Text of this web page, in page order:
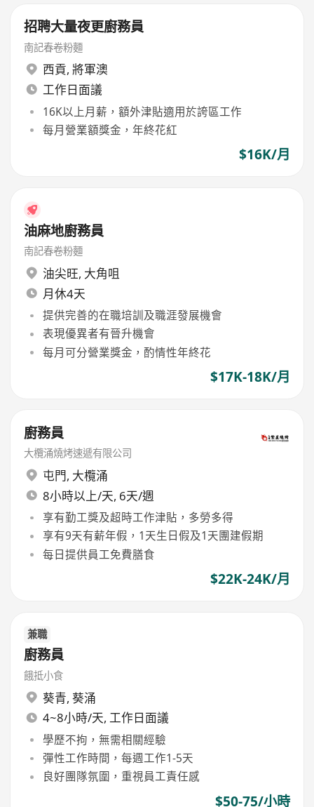
招聘大量夜更廚務員
南記春卷粉麵
西貢, 將軍澳
工作日面議
16K以上月薪，額外津貼適用於誇區工作
每月營業額獎金，年終花紅
$16K/月
油麻地廚務員
南記春卷粉麵
油尖旺, 大角咀
月休4天
提供完善的在職培訓及職涯發展機會
表現優異者有晉升機會
每月可分營業獎金，酌情性年終花
$17K-18K/月
廚務員
大欖涌燒烤速遞有限公司
屯門, 大欖涌
8小時以上/天, 6天/週
享有勤工獎及超時工作津貼，多勞多得
享有9天有薪年假，1天生日假及1天團建假期
每日提供員工免費膳食
$22K-24K/月
兼職
廚務員
餓抵小食
葵青, 葵涌
4~8小時/天, 工作日面議
學歷不拘，無需相關經驗
彈性工作時間，每週工作1-5天
良好團隊氛圍，重視員工責任感
$50-75/小時